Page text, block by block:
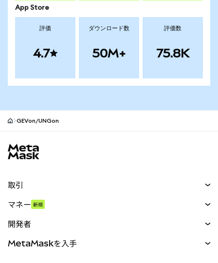
App Store
評価
4.7
ダウンロード数
50M+
評価数
75.8K
GEVon/UNGon
取引
パーペチュアル
RWA
マネー 新規
開発者
MetaMaskを入手